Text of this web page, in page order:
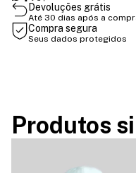
Devoluções grátis
Até 30 dias após a
Compra segura
Seus dados protegidos
Produtos